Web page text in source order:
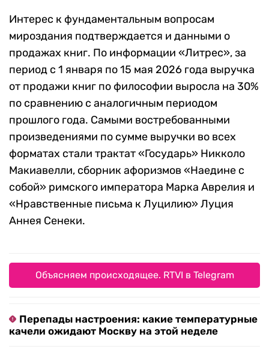
Интерес к фундаментальным вопросам
мироздания подтверждается и данными о
продажах книг. По информации «Литрес», за
период с 1 января по 15 мая 2026 года выручка
от продажи книг по философии выросла на 30%
по сравнению с аналогичным периодом
прошлого года. Самыми востребованными
произведениями по сумме выручки во всех
форматах стали трактат «Государь» Никколо
Макиавелли, сборник афоризмов «Наедине с
собой» римского императора Марка Аврелия и
«Нравственные письма к Луцилию» Луция
Аннея Сенеки.
Объясняем происходящее. RTVI в Telegram
Перепады настроения: какие температурные
качели ожидают Москву на этой неделе